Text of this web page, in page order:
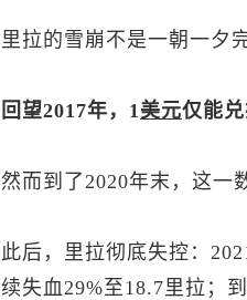
里拉的雪崩不是一朝一夕
回望2017年，1美元仅能
然而到了2020年末，这一
此后，里拉彻底失控：
续失血29%至18.7里拉；